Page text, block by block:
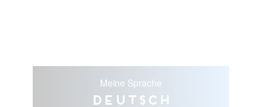
Meine Sprache
Deutsch